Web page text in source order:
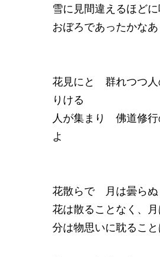
雪に見間違えるほど
おぼろであったかなあ
花見にと 群れつつ
りける
人が集まり 佛道修
よ
花散らで 月は曇ら
花は散ることなく、
分は物思いに耽るこ